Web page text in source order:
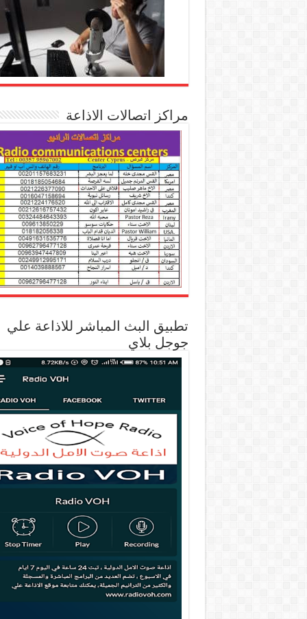
مراكز اتصالات الاذاعة
تطبيق البث المباشر للاذاعة علي
جوجل بلاي